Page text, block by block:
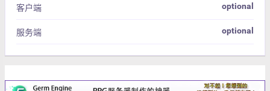
客户端 optional
服务端 optional